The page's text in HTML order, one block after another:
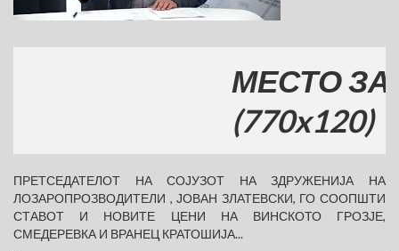
МЕСТО ЗА
(770x120)
ПРЕТСЕДАТЕЛОТ НА СОЈУЗОТ НА ЗДРУЖЕНИЈА НА
ЛОЗАРОПРОЗВОДИТЕЛИ , ЈОВАН ЗЛАТЕВСКИ, ГО СООПШТИ
СТАВОТ И НОВИТЕ ЦЕНИ НА ВИНСКОТО ГРОЗЈЕ,
СМЕДЕРЕВКА И ВРАНЕЦ КРАТОШИЈА...